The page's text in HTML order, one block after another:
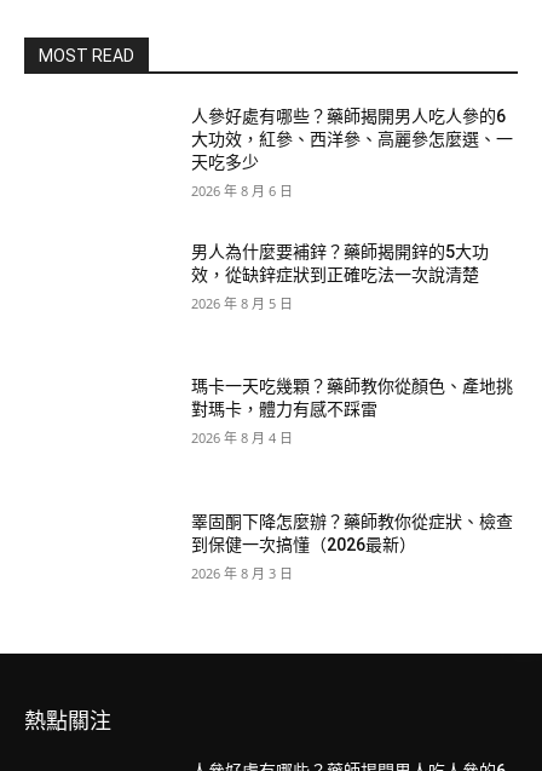
MOST READ
人參好處有哪些？藥師揭開男人吃人參的6
大功效，紅參、西洋參、高麗參怎麼選、一
天吃多少
2026 年 8 月 6 日
男人為什麼要補鋅？藥師揭開鋅的5大功
效，從缺鋅症狀到正確吃法一次說清楚
2026 年 8 月 5 日
瑪卡一天吃幾顆？藥師教你從顏色、產地挑
對瑪卡，體力有感不踩雷
2026 年 8 月 4 日
睪固酮下降怎麼辦？藥師教你從症狀、檢查
到保健一次搞懂（2026最新）
2026 年 8 月 3 日
熱點關注